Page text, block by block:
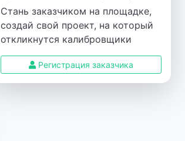
Стань заказчиком на площадке,
создай свой проект, на который
откликнутся калибровщики
Регистрация заказчика